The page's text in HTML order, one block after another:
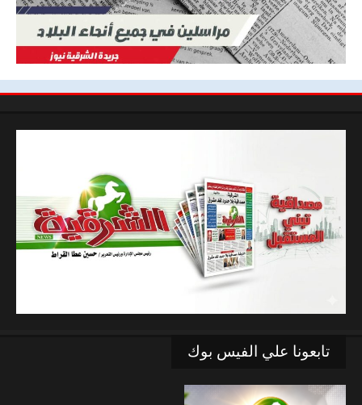
تابعونا علي الفيس بوك